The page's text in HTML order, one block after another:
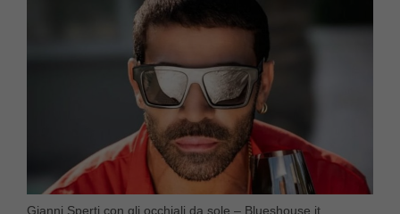
Gianni Sperti con gli occhiali da sole – Blueshouse.it